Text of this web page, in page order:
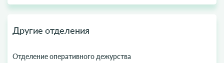
Другие отделения
Отделение оперативного дежурства